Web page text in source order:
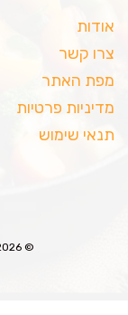
אודות
צרו קשר
מפת האתר
מדיניות פרטיות
תנאי שימוש
© 2026 כל הזכויות שמורות לטעמים מבית אמא